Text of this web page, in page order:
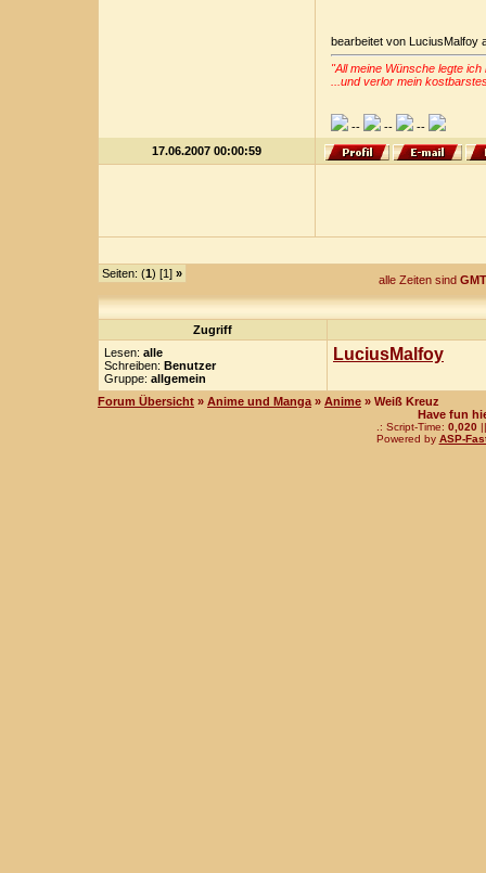
bearbeitet von LuciusMalfoy
"All meine Wünsche legte
...und verlor mein
-- --
--
17.06.2007 00:00:59
Seiten: (1) [1] » alle Zeiten sind
Zugriff
Lesen: alle
Schreiben: Benutzer
Gruppe: allgemein
LuciusMalfoy
Forum Übersicht » Anime und Manga » Anime » Weiß Kreuz
Have fun
.: Script-Time: 0,020||
Powered by ASP-